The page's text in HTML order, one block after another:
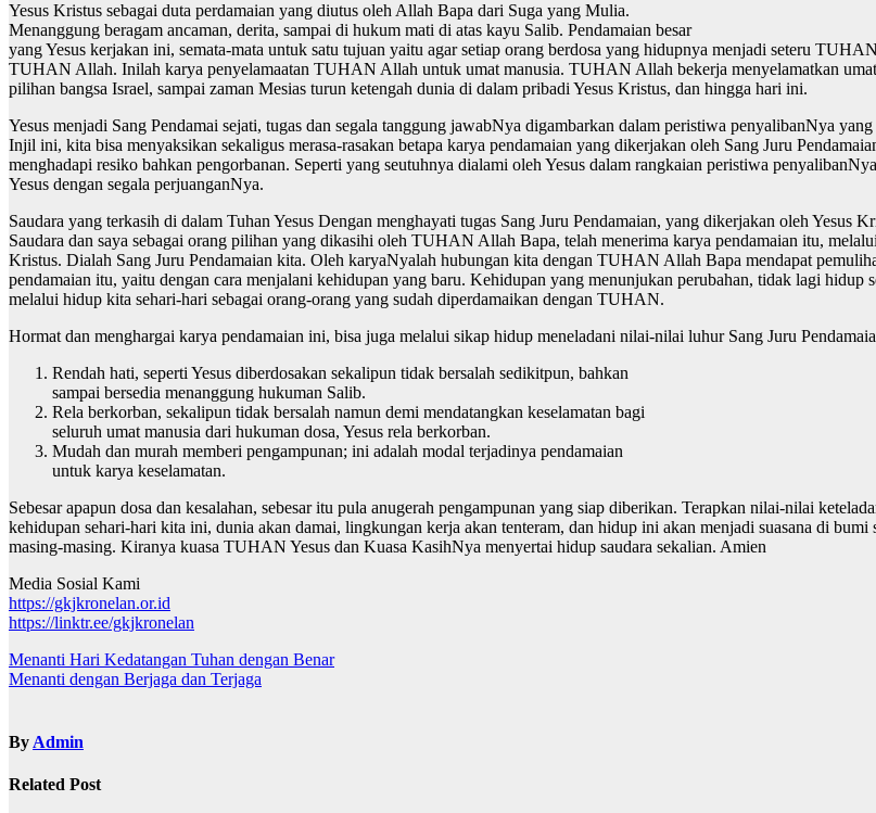
Yesus Kristus sebagai duta perdamaian yang diutus oleh Allah Bapa dari Suga yang Mulia.
Menanggung beragam ancaman, derita, sampai di hukum mati di atas kayu Salib. Pendamaian besar
yang Yesus kerjakan ini, semata-mata untuk satu tujuan yaitu agar setiap orang berdosa yang hidupnya menjadi seteru
TUHAN Allah. Inilah karya penyelamaatan TUHAN Allah untuk umat manusia. TUHAN Allah bekerja menyelamatkan
pilihan bangsa Israel, sampai zaman Mesias turun ketengah dunia di dalam pribadi Yesus Kristus, dan hingga hari ini.
Yesus menjadi Sang Pendamai sejati, tugas dan segala tanggung jawabNya digambarkan dalam peristiwa penyalibanNya
Injil ini, kita bisa menyaksikan sekaligus merasa-rasakan betapa karya pendamaian yang dikerjakan oleh Sang Juru
menghadapi resiko bahkan pengorbanan. Seperti yang seutuhnya dialami oleh Yesus dalam rangkaian peristiwa
Yesus dengan segala perjuanganNya.
Saudara yang terkasih di dalam Tuhan Yesus Dengan menghayati tugas Sang Juru Pendamaian, yang dikerjakan oleh Yesus
Saudara dan saya sebagai orang pilihan yang dikasihi oleh TUHAN Allah Bapa, telah menerima karya pendamaian itu,
Kristus. Dialah Sang Juru Pendamaian kita. Oleh karyaNyalah hubungan kita dengan TUHAN Allah Bapa mendapat
pendamaian itu, yaitu dengan cara menjalani kehidupan yang baru. Kehidupan yang menunjukan perubahan, tidak lagi
melalui hidup kita sehari-hari sebagai orang-orang yang sudah diperdamaikan dengan TUHAN.
Hormat dan menghargai karya pendamaian ini, bisa juga melalui sikap hidup meneladani nilai-nilai luhur Sang Juru
Rendah hati, seperti Yesus diberdosakan sekalipun tidak bersalah sedikitpun, bahkan
sampai bersedia menanggung hukuman Salib.
Rela berkorban, sekalipun tidak bersalah namun demi mendatangkan keselamatan bagi
seluruh umat manusia dari hukuman dosa, Yesus rela berkorban.
Mudah dan murah memberi pengampunan; ini adalah modal terjadinya pendamaian
untuk karya keselamatan.
Sebesar apapun dosa dan kesalahan, sebesar itu pula anugerah pengampunan yang siap diberikan. Terapkan nilai-nilai
kehidupan sehari-hari kita ini, dunia akan damai, lingkungan kerja akan tenteram, dan hidup ini akan menjadi suasana di
masing-masing. Kiranya kuasa TUHAN Yesus dan Kuasa KasihNya menyertai hidup saudara sekalian. Amien
Media Sosial Kami
https://gkjkronelan.or.id
https://linktr.ee/gkjkronelan
Navigasi
pos
Menanti Hari Kedatangan Tuhan dengan Benar
Menanti dengan Berjaga dan Terjaga
By Admin
Related Post